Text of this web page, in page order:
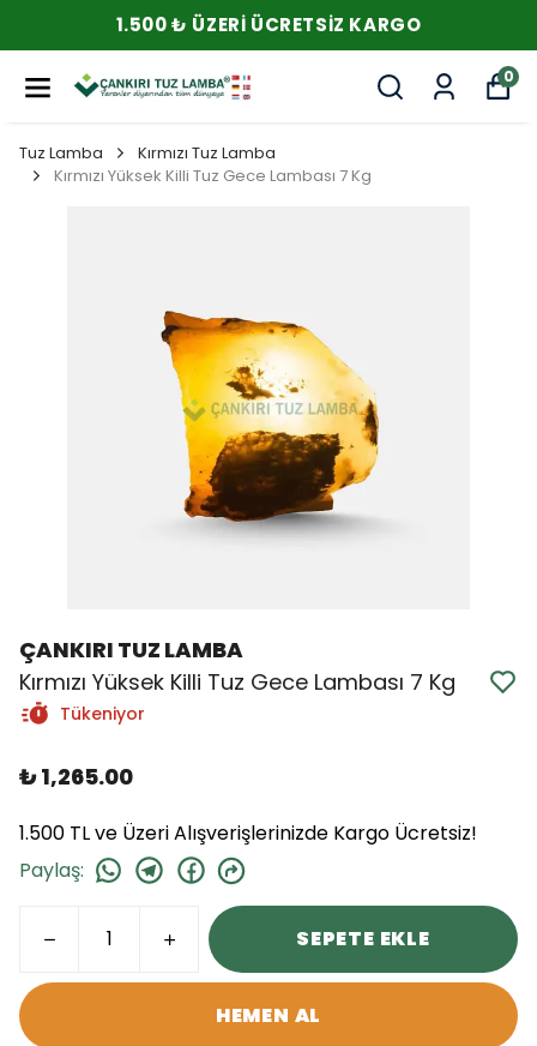
1.500 ₺ ÜZERI ÜCRETSIZ KARGO
0
Tuz Lamba
Kırmızı Tuz Lamba
Kırmızı Yüksek Killi Tuz Gece Lambası 7 Kg
ÇANKIRI TUZ LAMBA
Kırmızı Yüksek Killi Tuz Gece Lambası 7 Kg
Tükeniyor
₺ 1,265.00
1.500 TL ve Üzeri Alışverişlerinizde Kargo Ücretsiz!
Paylaş:
SEPETE EKLE
HEMEN AL